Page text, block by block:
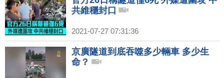
共維穩封口
2021-07-27 07:31:36
京廣隧道到底吞噬多少輛車 多少生
命？